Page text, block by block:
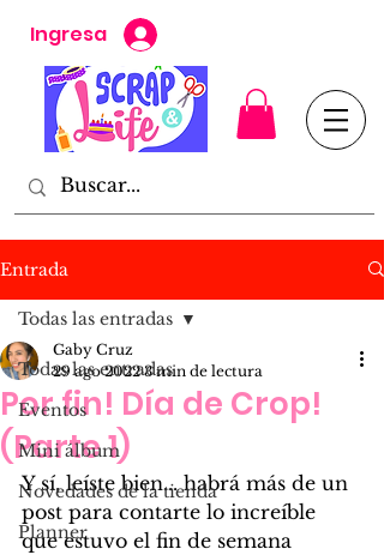
Ingresa
Entrada
Todas las entradas
Eventos
Mini álbum
Novedades de la tienda
Planner
Todas las entradas
Por fin! Día de Crop!
(Parte 1)
Gaby Cruz
29 ago 2022 3 min de lectura
Y sí, leíste bien... habrá más de un
post para contarte lo increíble
que estuvo el fin de semana